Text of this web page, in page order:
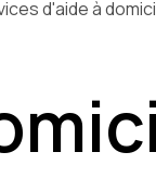
d'aide à